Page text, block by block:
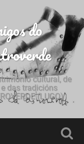
do
cultural, de
das tradicións
(LUGO)